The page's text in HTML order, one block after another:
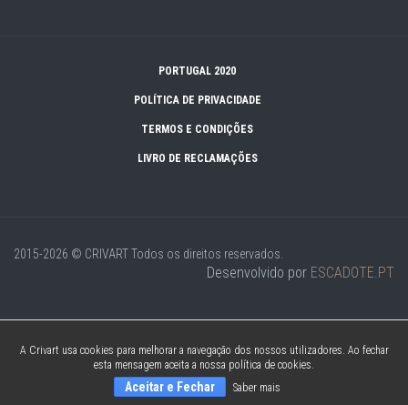
PORTUGAL 2020
POLÍTICA DE PRIVACIDADE
TERMOS E CONDIÇÕES
LIVRO DE RECLAMAÇÕES
2015-2026 © CRIVARTTodos os direitos reservados.
Desenvolvido por ESCADOTE.PT
A Crivart usa cookies para melhorar a navegação dos nossos utilizadores. Ao fechar
esta mensagem aceita a nossa política de cookies.
Aceitar e Fechar Saber mais